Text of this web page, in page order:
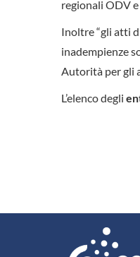
regionali ODV
Inoltre “gli atti
inadempienze
Autorità per gli
L’elenco degli